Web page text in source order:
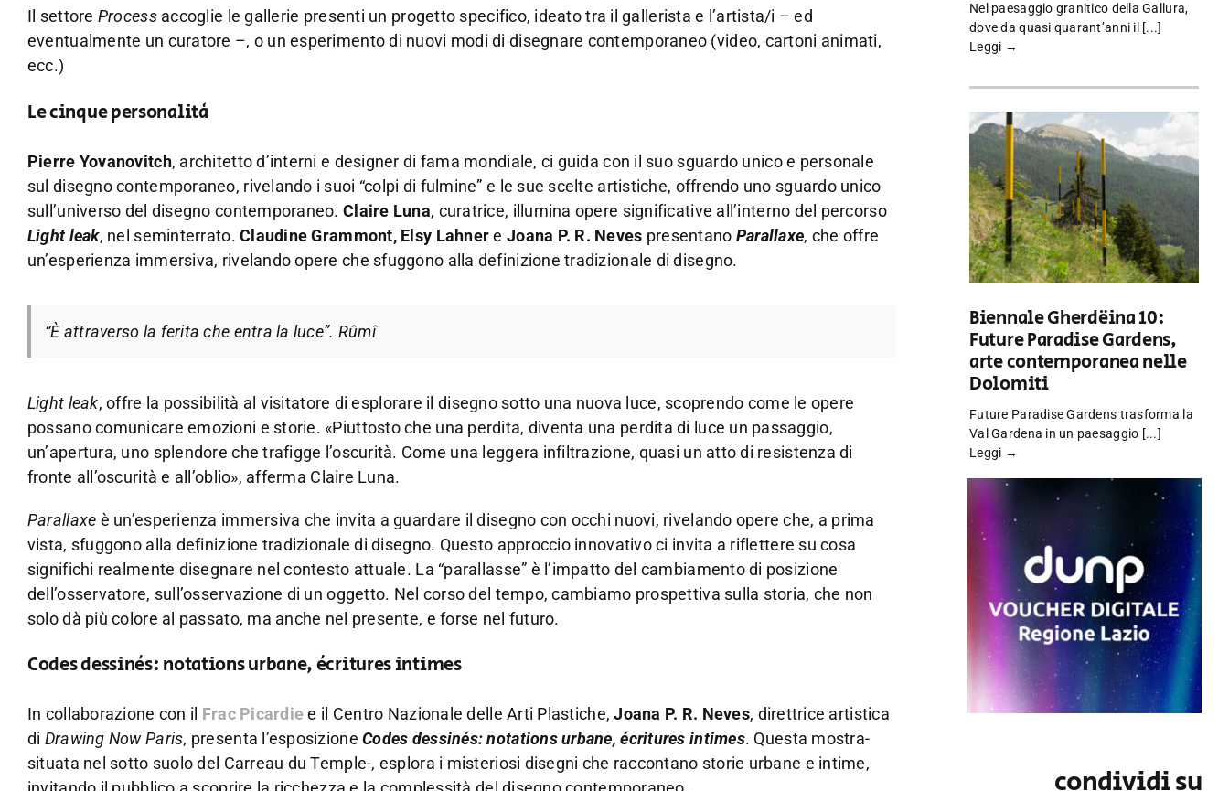
Il settore Processaccoglie le gallerie presenti un progetto specifico, ideato tra il gallerista e l’artista/i – ed
eventualmente un curatore –, o un esperimento di nuovi modi di disegnare contemporaneo (video, cartoni animati,
ecc.)
Le cinque personalità
Pierre Yovanovitch, architetto d’interni e designer di fama mondiale, ci guida con il suo sguardo unico e personale
sul disegno contemporaneo, rivelando i suoi “colpi di fulmine” e le sue scelte artistiche, offrendo uno sguardo unico
sull’universo del disegno contemporaneo.Claire Luna, curatrice, illumina opere significative all’interno del percorso
Light leak, nel seminterrato.Claudine Grammont, Elsy Lahnere Joana P. R. Neves presentano Parallaxe, che offre
un’esperienza immersiva, rivelando opere che sfuggono alla definizione tradizionale di disegno.
“È attraverso la ferita che entra la luce”. Rûmî
Light leak, offre la possibilità al visitatore di esplorare il disegno sotto una nuova luce, scoprendo come le opere
possano comunicare emozioni e storie. «Piuttosto che una perdita, diventa una perdita di luce un passaggio,
un’apertura, uno splendore che trafigge l’oscurità. Come una leggera infiltrazione, quasi un atto di resistenza di
fronte all’oscurità e all’oblio», afferma Claire Luna.
Parallaxe è un’esperienza immersiva che invita a guardare il disegno con occhi nuovi, rivelando opere che, a prima
vista, sfuggono alla definizione tradizionale di disegno. Questo approccio innovativo ci invita a riflettere su cosa
significhi realmente disegnare nel contesto attuale. La “parallasse” è l’impatto del cambiamento di posizione
dell’osservatore, sull’osservazione di un oggetto. Nel corso del tempo, cambiamo prospettiva sulla storia, che non
solo dà più colore al passato, ma anche nel presente, e forse nel futuro.
Codes dessinés: notations urbane, écritures intimes
In collaborazione con il Frac Picardie e il Centro Nazionale delle Arti Plastiche,Joana P. R. Neves, direttrice artistica
di Drawing Now Paris, presenta l’esposizioneCodes dessinés: notations urbane, écritures intimes. Questa mostra-
situata nel sotto suolo del Carreau du Temple-, esplora i misteriosi disegni che raccontano storie urbane e intime,
Nel paesaggio granitico della Gallura,
dove da quasi quarant’anni il [...]
Leggi →
Biennale Gherdëina 10:
Future Paradise Gardens,
arte contemporanea nelle
Dolomiti
Future Paradise Gardens trasforma la
Val Gardena in un paesaggio [...]
Leggi →
condividi su